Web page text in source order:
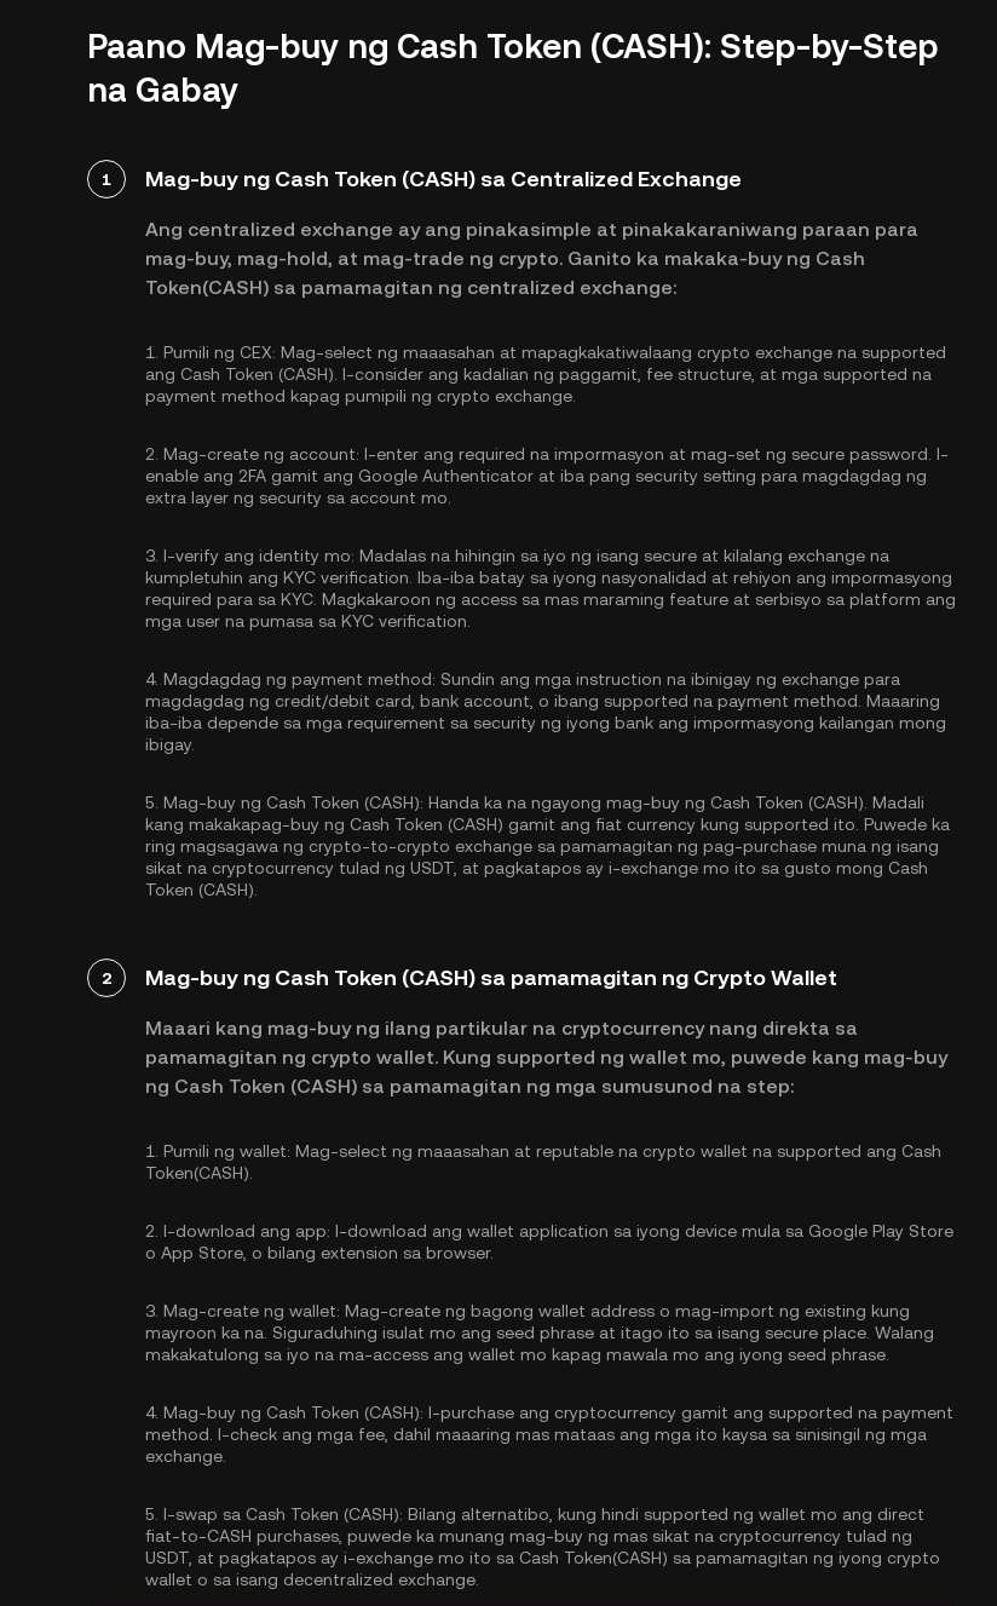
Paano Mag-buy ng Cash Token (CASH): Step-by-Step
na Gabay
1 Mag-buy ng Cash Token (CASH) sa Centralized Exchange
Ang centralized exchange ay ang pinakasimple at pinakakaraniwang paraan para
mag-buy, mag-hold, at mag-trade ng crypto. Ganito ka makaka-buy ng Cash
Token(CASH) sa pamamagitan ng centralized exchange:
1. Pumili ng CEX: Mag-select ng maaasahan at mapagkakatiwalaang crypto exchange na supported
ang Cash Token (CASH). I-consider ang kadalian ng paggamit, fee structure, at mga supported na
payment method kapag pumipili ng crypto exchange.
2. Mag-create ng account: I-enter ang required na impormasyon at mag-set ng secure password. I-
enable ang 2FA gamit ang Google Authenticator at iba pang security setting para magdagdag ng
extra layer ng security sa account mo.
3. I-verify ang identity mo: Madalas na hihingin sa iyo ng isang secure at kilalang exchange na
kumpletuhin ang KYC verification . Iba-iba batay sa iyong nasyonalidad at rehiyon ang impormasyong
required para sa KYC. Magkakaroon ng access sa mas maraming feature at serbisyo sa platform ang
mga user na pumasa sa KYC verification.
4. Magdagdag ng payment method: Sundin ang mga instruction na ibinigay ng exchange para
magdagdag ng credit/debit card, bank account, o ibang supported na payment method. Maaaring
iba-iba depende sa mga requirement sa security ng iyong bank ang impormasyong kailangan mong
ibigay.
5. Mag-buy ng Cash Token (CASH): Handa ka na ngayong mag-buy ng Cash Token (CASH). Madali
kang makakapag-buy ng Cash Token (CASH) gamit ang fiat currency kung supported ito. Puwede ka
ring magsagawa ng crypto-to-crypto exchange sa pamamagitan ng pag-purchase muna ng isang
sikat na cryptocurrency tulad ng USDT , at pagkatapos ay i-exchange mo ito sa gusto mong Cash
Token (CASH).
2 Mag-buy ng Cash Token (CASH) sa pamamagitan ng Crypto Wallet
Maaari kang mag-buy ng ilang partikular na cryptocurrency nang direkta sa
pamamagitan ng crypto wallet. Kung supported ng wallet mo, puwede kang mag-buy
ng Cash Token (CASH) sa pamamagitan ng mga sumusunod na step:
1. Pumili ng wallet: Mag-select ng maaasahan at reputable na crypto wallet na supported ang Cash
Token(CASH).
2. I-download ang app: I-download ang wallet application sa iyong device mula sa Google Play Store
o App Store, o bilang extension sa browser.
3. Mag-create ng wallet: Mag-create ng bagong wallet address o mag-import ng existing kung
mayroon ka na. Siguraduhing isulat mo ang seed phrase at itago ito sa isang secure place. Walang
makakatulong sa iyo na ma-access ang wallet mo kapag mawala mo ang iyong seed phrase.
4. Mag-buy ng Cash Token (CASH): I-purchase ang cryptocurrency gamit ang supported na payment
method. I-check ang mga fee, dahil maaaring mas mataas ang mga ito kaysa sa sinisingil ng mga
exchange.
5. I-swap sa Cash Token (CASH): Bilang alternatibo, kung hindi supported ng wallet mo ang direct
fiat-to-CASH purchases, puwede ka munang mag-buy ng mas sikat na cryptocurrency tulad ng
USDT, at pagkatapos ay i-exchange mo ito sa Cash Token(CASH) sa pamamagitan ng iyong crypto
wallet o sa isang decentralized exchange.